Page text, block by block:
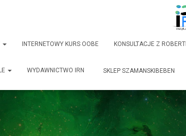
INTERNETOWY KURS OOBE KONSULTACJE Z
WYDAWNICTWO IRN SKLEP SZAMANSKIBEBEN